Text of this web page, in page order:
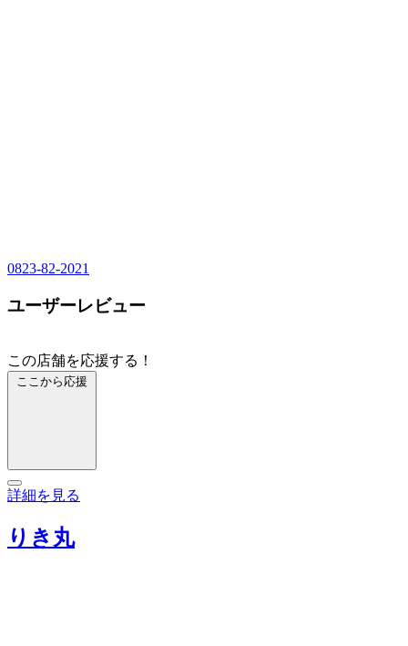
0823-82-2021
ユーザーレビュー
この店舗を応援する！
ここから応援
詳細を見る
りき丸